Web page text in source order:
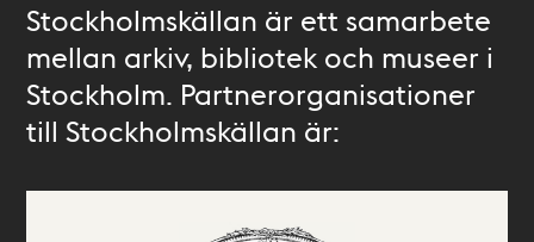
Stockholmskällan är ett samarbete
mellan arkiv, bibliotek och museer i
Stockholm. Partnerorganisationer
till Stockholmskällan är: